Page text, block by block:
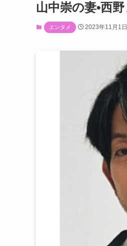
山中崇の妻•西
エンタメ 2023年11月1日